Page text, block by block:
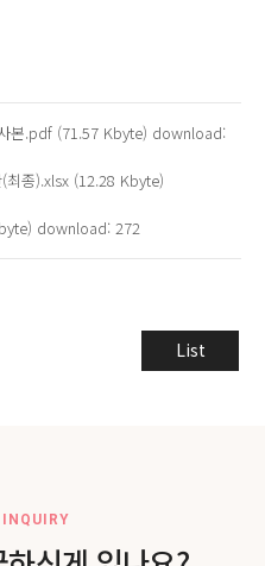
본.pdf (71.57 Kbyte) download:
종).xlsx (12.28 Kbyte)
download: 272
List
INQUIRY